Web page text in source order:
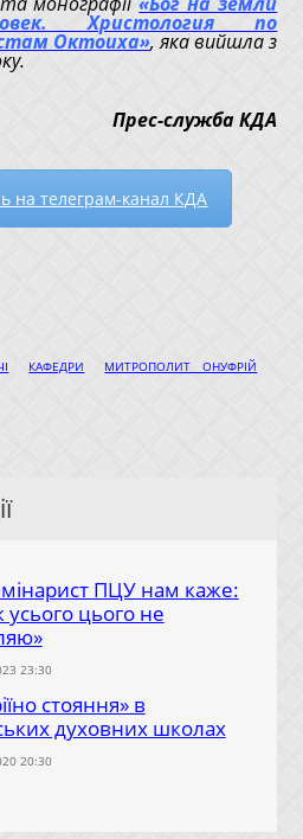
Христология по
Октоиха», яка вийшла з
Прес-служба КДА
на телеграм-канал КДА
КАФЕДРИ МИТРОПОЛИТ ОНУФРІЙ
ПЦУ нам каже:
усього цього не
23:30
стояння» в
духовних школах
20:30